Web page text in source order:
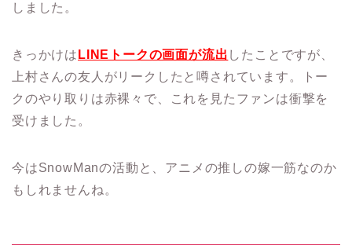
しました。
きっかけは LINEトークの画面が流出 したことですが、
上村さんの友人がリークしたと噂されています。トー
クのやり取りは赤裸々で、これを見たファンは衝撃を
受けました。
今はSnowManの活動と、アニメの推しの嫁一筋なのか
もしれませんね。